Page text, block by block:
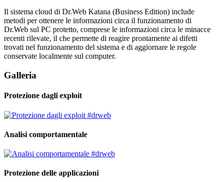
Il sistema cloud di Dr.Web Katana (Business Edition) include
metodi per ottenere le informazioni circa il funzionamento di
Dr.Web sul PC protetto, comprese le informazioni circa le minacce
recenti rilevate, il che permette di reagire prontamente ai difetti
trovati nel funzionamento del sistema e di aggiornare le regole
conservate localmente sul computer.
Galleria
Protezione dagli exploit
Analisi comportamentale
Protezione delle applicazioni